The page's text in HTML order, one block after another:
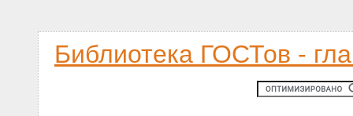
Библиотека ГОСТов -